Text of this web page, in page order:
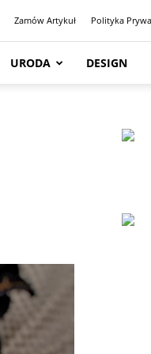
Zamów Artykuł Polityka
URODA DESIGN